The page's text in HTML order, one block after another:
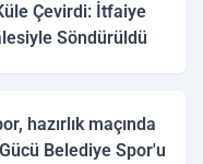
Çevirdi: İtfaiye
Söndürüldü
hazırlık maçında
Belediye Spor'u